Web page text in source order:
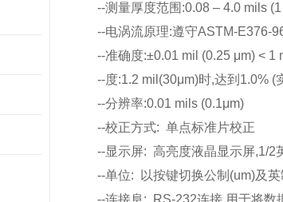
--测量厚度范围:0.08 – 4.0 mils
--电涡流原理:遵守ASTM-E376-
--准确度:±0.01 mil (0.25 μm) < 1
--度:1.2 mil(30μm)时,达到1.0% (
--分辨率:0.01 mils (0.1μm)
--校正方式: 单点标准片校正
--显示屏: 高亮度液晶显示屏,1/2
--单位: 以按键切换公制(um)及
--连接阜: RS-232连接,用于将数